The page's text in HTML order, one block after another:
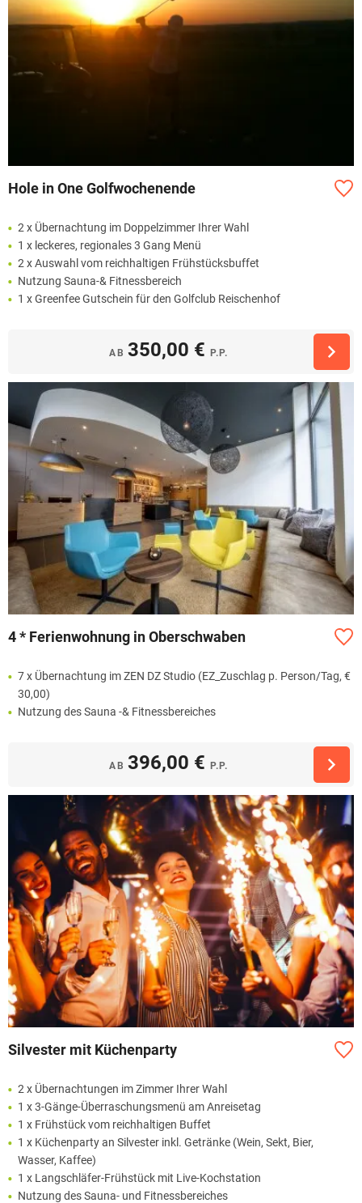
Hole in One Golfwochenende
2 x Übernachtung im Doppelzimmer Ihrer Wahl
1 x leckeres, regionales 3 Gang Menü
2 x Auswahl vom reichhaltigen Frühstücksbuffet
Nutzung Sauna-& Fitnessbereich
1 x Greenfee Gutschein für den Golfclub Reischenhof
AB 350,00 € P.P.
4 * Ferienwohnung in Oberschwaben
7 x Übernachtung im ZEN DZ Studio (EZ_Zuschlag p. Person/Tag, €
30,00)
Nutzung des Sauna -& Fitnessbereiches
AB 396,00 € P.P.
Silvester mit Küchenparty
2 x Übernachtungen im Zimmer Ihrer Wahl
1 x 3-Gänge-Überraschungsmenü am Anreisetag
1 x Frühstück vom reichhaltigen Buffet
1 x Küchenparty an Silvester inkl. Getränke (Wein, Sekt, Bier,
Wasser, Kaffee)
1 x Langschläfer-Frühstück mit Live-Kochstation
Nutzung des Sauna- und Fitnessbereiches